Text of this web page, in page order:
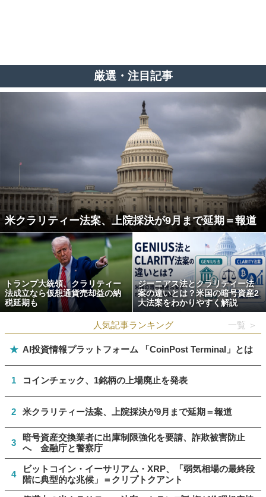
厳選・注目記事
米クラリティー法案、上院採決が9月まで延期＝報道
トランプ大統領、クラリティー
法成立なら仮想通貨売却益の納
税延期も
ジーニアス法とクラリティー法
案の違いとは？米国の暗号資産2
大法案をわかりやすく解説
人気記事ランキング 一覧 ＞
★ AI投資情報プラットフォーム 「CoinPost Terminal」とは
1 コインチェック、1銘柄の上場廃止を発表
2 米クラリティー法案、上院採決が9月まで延期＝報道
3
暗号資産交換業者に出庫制限強化を要請、詐欺被害防止
へ 金融庁と警察庁
4
ビットコイン・イーサリアム・XRP、「弱気相場の最終段
階に典型的な兆候」＝クリプトクアント